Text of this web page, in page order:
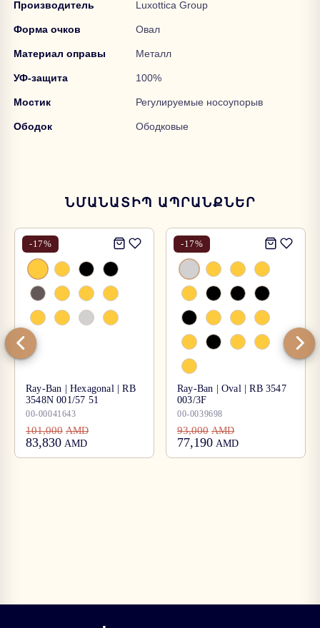
Производитель Luxottica Group
Форма очков Овал
Материал оправы Металл
УФ-защита 100%
Мостик Регулируемые носоупорыв
Ободок Ободковые
ՆՄԱՆԱՏԻՊ ԱՊՐԱՆՔՆԵՐ
-17%
Ray-Ban | Hexagonal | RB
3548N 001/57 51
00-00041643
101,000 AMD
83,830 AMD
-17%
Ray-Ban | Oval | RB 3547
003/3F
00-0039698
93,000 AMD
77,190 AMD